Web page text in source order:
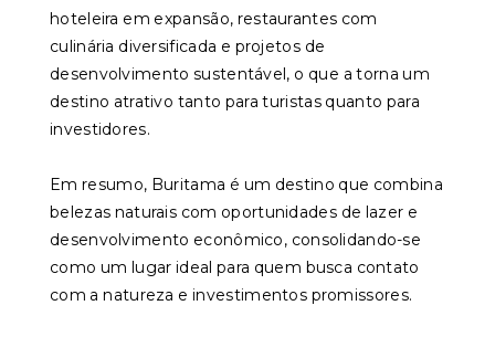
hoteleira em expansão, restaurantes com
culinária diversificada e projetos de
desenvolvimento sustentável, o que a torna um
destino atrativo tanto para turistas quanto para
investidores.
Em resumo, Buritama é um destino que combina
belezas naturais com oportunidades de lazer e
desenvolvimento econômico, consolidando-se
como um lugar ideal para quem busca contato
com a natureza e investimentos promissores.